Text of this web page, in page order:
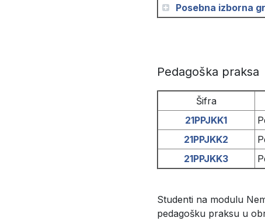
Posebna izborna
Pedagoška praksa
Šifra
21PPJKK1
21PPJKK2
21PPJKK3
Studenti na modulu
pedagošku praksu u